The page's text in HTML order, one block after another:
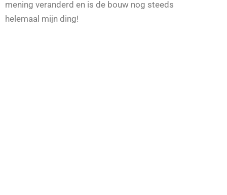
mening veranderd en is de bouw nog steeds
helemaal mijn ding!